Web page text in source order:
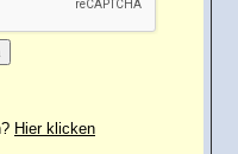
Hier klicken